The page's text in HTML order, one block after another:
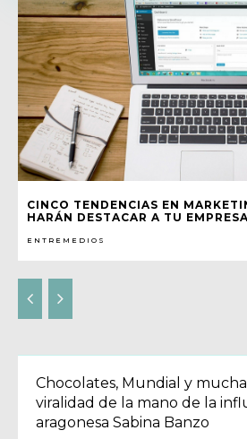
CINCO TENDENCIAS EN
HARÁN DESTACAR A TU
ENTREMEDIOS
Chocolates, Mundial y
viralidad de la mano de la
aragonesa Sabina Banzo